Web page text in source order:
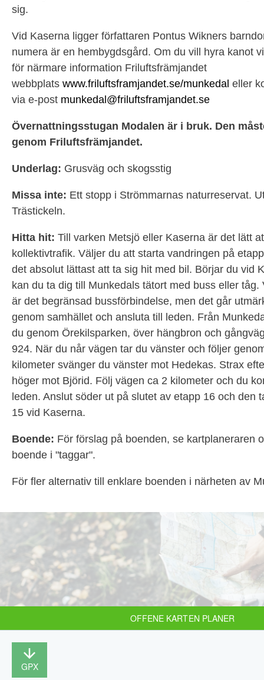
sig.
Vid Kaserna ligger författaren Pontus Wikners
numera är en hembygdsgård. Om du vill hyra kanot
för närmare information Friluftsfrämjandet
webbplats www.friluftsframjandet.se/munkedal eller
via e-post munkedal@friluftsframjandet.se
Övernattningsstugan Modalen är i bruk. Den
genom Friluftsfrämjandet.
Underlag: Grusväg och skogsstig
Missa inte: Ett stopp i Strömmarnas naturreservat.
Trästickeln.
Hitta hit: Till varken Metsjö eller Kaserna är det lätt
kollektivtrafik. Väljer du att starta vandringen på
det absolut lättast att ta sig hit med bil. Börjar du vid
kan du ta dig till Munkedals tätort med buss eller tåg.
är det begränsad bussförbindelse, men det går
genom samhället och ansluta till leden. Från
du genom Örekilsparken, över hängbron och
924. När du når vägen tar du vänster och följer
kilometer svänger du vänster mot Hedekas. Strax
höger mot Björid. Följ vägen ca 2 kilometer och du
leden. Anslut söder ut på slutet av etapp 16 och den
15 vid Kaserna.
Boende: För förslag på boenden, se kartplaneraren
boende i "taggar".
För fler alternativ till enklare boenden i närheten av
OFFENE KARTEN PLANER
GPX